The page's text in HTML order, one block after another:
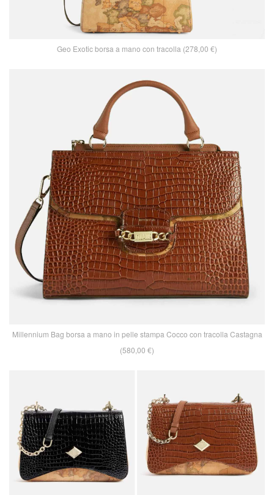
Geo Exotic borsa a mano con tracolla (278,00 €)
Millennium Bag borsa a mano in pelle stampa Cocco con tracolla Castagna
(580,00 €)